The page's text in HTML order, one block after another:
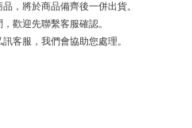
，將於商品備齊後一併出貨。
歡迎先聯繫客服確認。
客服，我們會協助您處理。